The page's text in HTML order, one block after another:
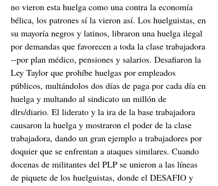
no vieron esta huelga como una contra la economía
bélica, los patrones sí la vieron así. Los huelguistas, en
su mayoría negros y latinos, libraron una huelga ilegal
por demandas que favorecen a toda la clase trabajadora
--por plan médico, pensiones y salarios. Desafiaron la
Ley Taylor que prohíbe huelgas por empleados
públicos, multándolos dos días de paga por cada día en
huelga y multando al sindicato un millón de
dlrs/diario. El liderato y la ira de la base trabajadora
causaron la huelga y mostraron el poder de la clase
trabajadora, dando un gran ejemplo a trabajadores por
doquier que se enfrentan a ataques similares. Cuando
docenas de militantes del PLP se unieron a las líneas
de piquete de los huelguistas, donde el DESAFIO y